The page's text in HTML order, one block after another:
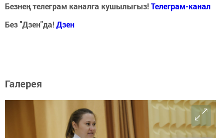
Безнең телеграм каналга кушылыгыз!Телеграм-канал
Без "Дзен"да!Дзен
Галерея